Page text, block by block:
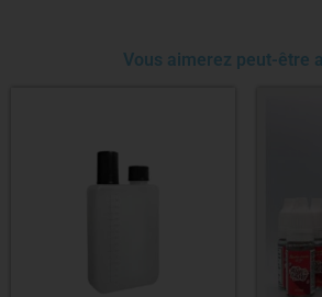
Vous aimerez peut-être